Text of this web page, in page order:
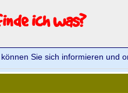
ich was?
Sie sich informieren und